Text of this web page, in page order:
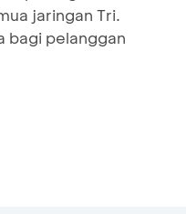
jaringan Tri.
bagi pelanggan